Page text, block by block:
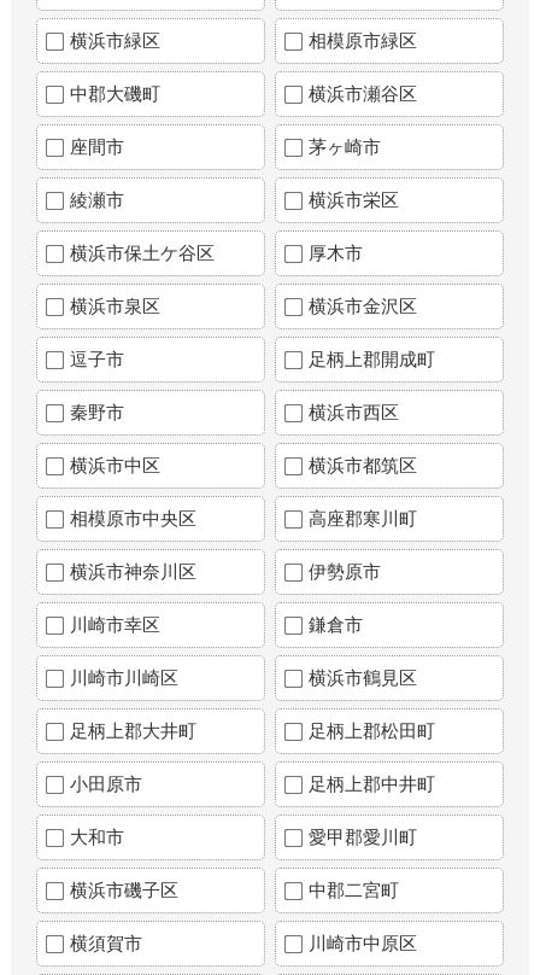
横浜市緑区 相模原市緑区
中郡大磯町 横浜市瀬谷区
座間市 茅ヶ崎市
綾瀬市 横浜市栄区
横浜市保土ケ谷区 厚木市
横浜市泉区 横浜市金沢区
逗子市 足柄上郡開成町
秦野市 横浜市西区
横浜市中区 横浜市都筑区
相模原市中央区 高座郡寒川町
横浜市神奈川区 伊勢原市
川崎市幸区 鎌倉市
川崎市川崎区 横浜市鶴見区
足柄上郡大井町 足柄上郡松田町
小田原市 足柄上郡中井町
大和市 愛甲郡愛川町
横浜市磯子区 中郡二宮町
横須賀市 川崎市中原区